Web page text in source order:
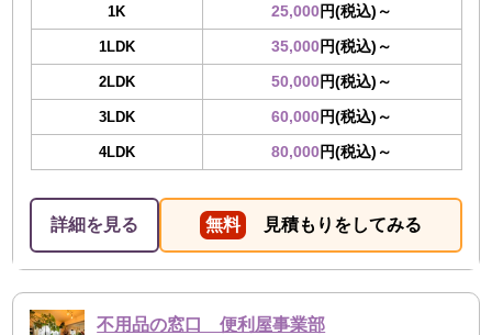
1K 25,000円(税込)～
1LDK 35,000円(税込)～
2LDK 50,000円(税込)～
3LDK 60,000円(税込)～
4LDK 80,000円(税込)～
詳細を見る 無料 見積もりをしてみる
不用品の窓口 便利屋事業部